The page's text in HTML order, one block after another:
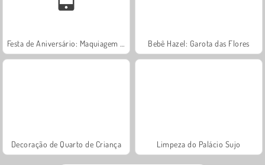
Bebê Hazel: Garota das Flores
Decoração de Quarto de Criança Limpeza do Palácio Sujo